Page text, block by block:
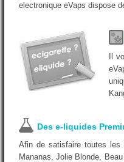
electronique eVaps dispose
Il
Des e-liquides
Afin de satisfaire toutes les
Mananas, Jolie Blonde,